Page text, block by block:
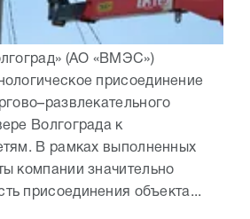
(АО «ВМЭС»)
присоединение
Волгограда к
В рамках выполненных
компании значительно
присоединения объекта...